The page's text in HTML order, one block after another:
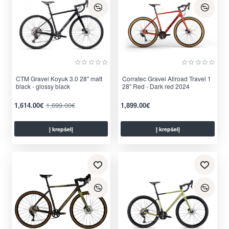
-5%
CTM Gravel Koyuk 3.0 28" matt
black - glossy black
1,614.00€ 1,699.00€
Į krepšelį
Corratec Gravel Allroad Travel 1
28" Red - Dark red 2024
1,899.00€
Į krepšelį